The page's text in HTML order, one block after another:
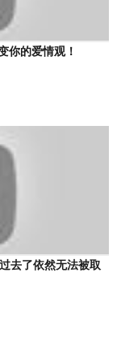
你的爱情观！
去了依然无法被取